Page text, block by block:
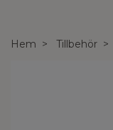
Hem Tillbehör